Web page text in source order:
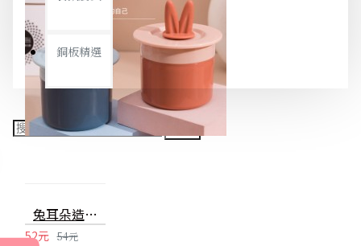
銅板精選
兔耳朵造型起泡器 手動按壓起泡器 洗臉神器 旅行必備起泡器 泡泡製造器
52元 54元